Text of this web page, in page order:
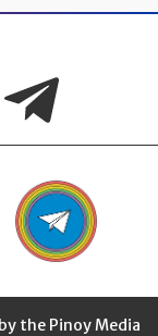
the Pinoy Media